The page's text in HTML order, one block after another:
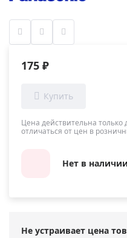
175 ₽
Цена действительна
отличаться от цен в
Нет в наличии
Не устраивает цена